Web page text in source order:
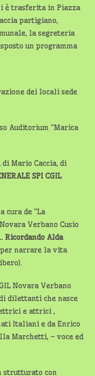
è trasferita in Piazza
partigiano,
la segreteria
un programma
dei locali sede
Auditorium “Marica
Mario Caccia, di
SPI CGIL
cura de “La
Verbano Cusio
Ricordando Alda
narrare la vita
Novara Verbano
dilettanti che nasce
e attrici ,
Italiani e da Enrico
Marchetti, – voce ed
strutturato con